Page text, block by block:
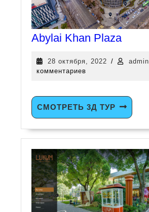
Abylai Khan Plaza
28 октября, 2022 / admin
комментариев
СМОТРЕТЬ 3Д ТУР